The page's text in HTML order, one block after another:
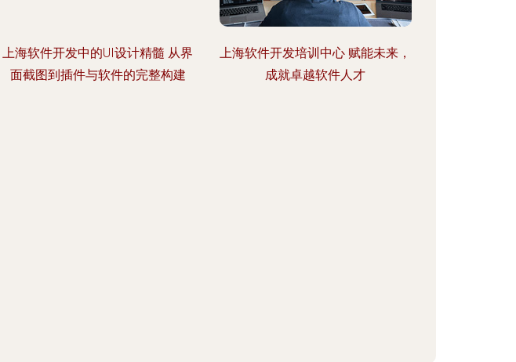
上海软件开发中的UI设计精髓 从界
面截图到插件与软件的完整构建
上海软件开发培训中心 赋能未来，
成就卓越软件人才